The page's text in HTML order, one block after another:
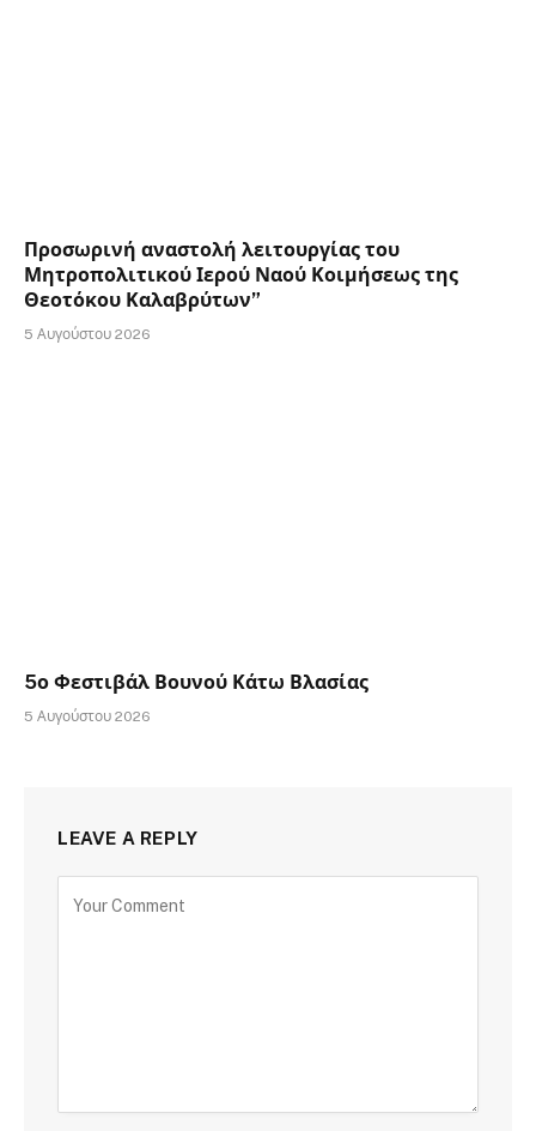
Προσωρινή αναστολή λειτουργίας του
Μητροπολιτικού Ιερού Ναού Κοιμήσεως της
Θεοτόκου Καλαβρύτων”
5 Αυγούστου 2026
5ο Φεστιβάλ Βουνού Κάτω Βλασίας
5 Αυγούστου 2026
LEAVE A REPLY